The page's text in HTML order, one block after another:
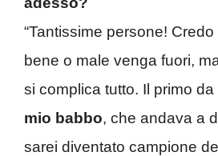
“Tantissime persone!
bene o male venga fuori,
si complica tutto. Il primo
mio babbo, che andava a
sarei diventato campione